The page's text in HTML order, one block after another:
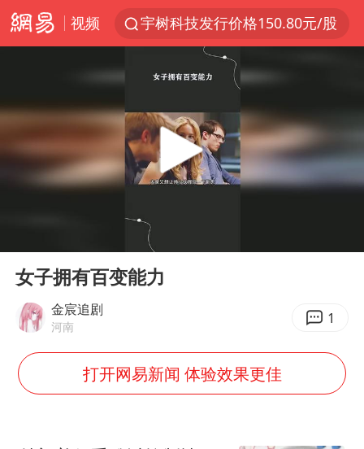
视频
宇树科技发行价格150.80元/股
我国编制完成新版全月地质图
中央气象台发布台风黄色预警
80后女柜员逆袭成4200亿银行副行长
关之琳否认与27岁模特的恋情
多地要求领导干部带头休假
Play
女子拥有百变能力
金宸追剧
河南 1
打开网易新闻 体验效果更佳